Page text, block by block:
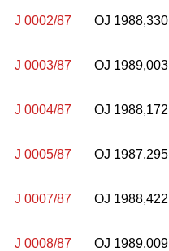
J 0002/87 OJ 1988,330
J 0003/87 OJ 1989,003
J 0004/87 OJ 1988,172
J 0005/87 OJ 1987,295
J 0007/87 OJ 1988,422
J 0008/87 OJ 1989,009